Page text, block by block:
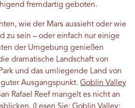
fremdartig geboten.
wie der Mars aussieht oder wie
zu sein – oder einfach nur einige
der Umgebung genießen
dramatische Landschaft von
und das umliegende Land von
Ausgangspunkt. Goblin Valley
Rafael Reef mangelt es nicht an